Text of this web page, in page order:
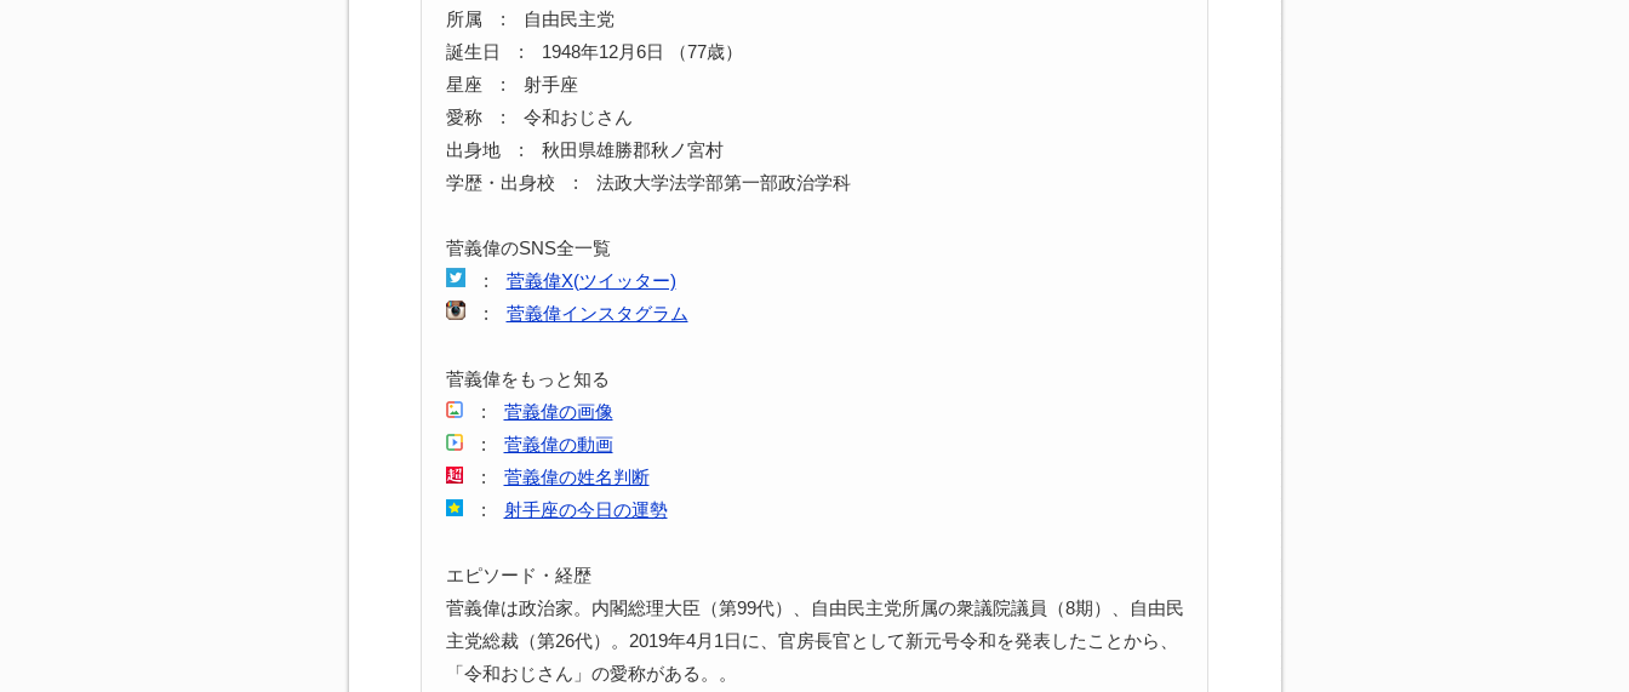
所属 : 自由民主党
誕生日 : 1948年12月6日 （77歳）
星座 : 射手座
愛称 : 令和おじさん
出身地 : 秋田県雄勝郡秋ノ宮村
学歴・出身校 : 法政大学法学部第一部政治学科
菅義偉のSNS全一覧
: 菅義偉X(ツイッター)
: 菅義偉インスタグラム
菅義偉をもっと知る
: 菅義偉の画像
: 菅義偉の動画
: 菅義偉の姓名判断
: 射手座の今日の運勢
エピソード・経歴
菅義偉は政治家。内閣総理大臣（第99代）、自由民主党所属の衆議院議員（8期）、自由民
主党総裁（第26代）。2019年4月1日に、官房長官として新元号令和を発表したことから、
「令和おじさん」の愛称がある。。